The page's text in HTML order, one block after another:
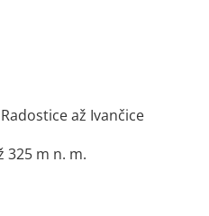
Radostice až Ivančice
325 m n. m.